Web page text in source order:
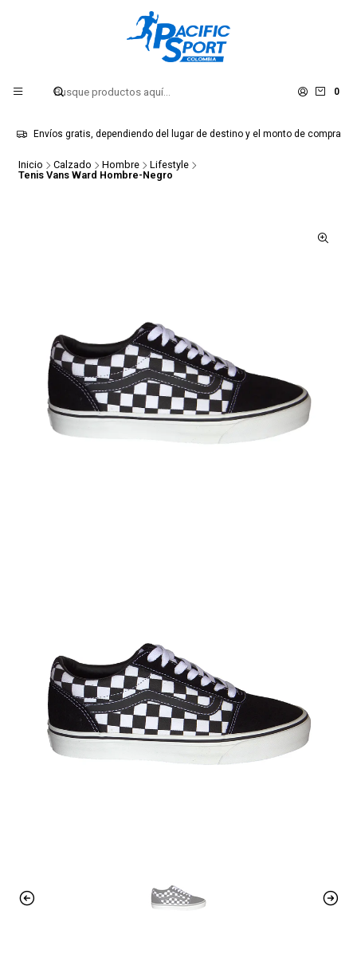
0
Envíos gratis, dependiendo del lugar de destino y el monto de compra
Inicio Calzado Hombre
Lifestyle
Tenis Vans Ward Hombre-Negro